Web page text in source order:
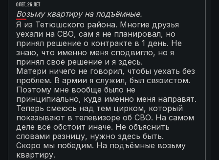
Олег, 26 лет
Возьму квартиру на подъёмные.
Я из Тетюшского района. Многие друзья
уехали на СВО, сам я не планировал, но
принял решение о контракте в 1 день. Не
знаю, что именно меня сподвигло, но я
принял своё решение и я здесь.
Матери ничего не говорил, чтобы уехать без
проблем. В армии я служил, был связистом.
Поэтому мне вообще было не
принципиально, куда именно меня направят.
Теперь смеюсь над тем цирком, который
показывают в телевизоре об СВО. На самом
деле всё обстоит иначе. Не объяснить
словами разницу, нужно здесь быть.
Скоро мы победим. На подъёмные возьму
квартиру.